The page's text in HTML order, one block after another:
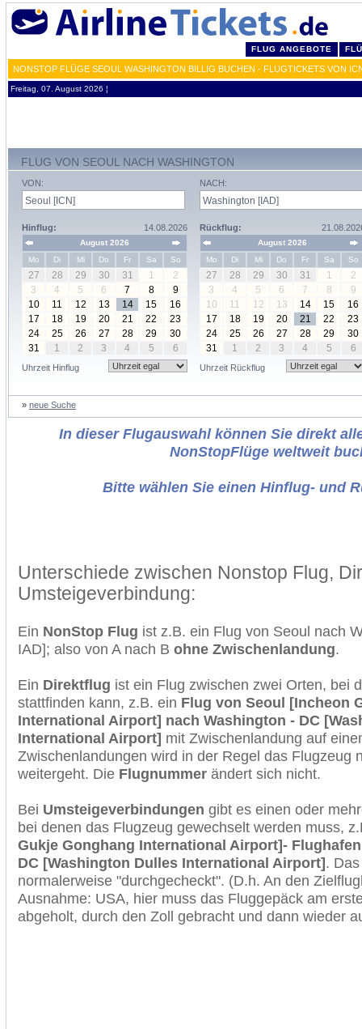
FLUG ANGEBOTE
NONSTOP FLÜGE SEOUL WASHINGTON BILLIG BUCHEN - FLUGTICKETS VON
Freitag, 07. August 2026 ¦
FLUG VON SEOUL NACH WASHINGTON
VON:
Hinflug: 14.08.2026
August 2026
Mo
Di Mi Do Fr Sa So
27 28 29 30 31 1
2
3
4 5 6 7 8
9
10
11 12 13 14 15
16
17
18 19 20 21 22
23
24
25 26 27 28 29
30
31
1 2 3 4 5 6
Uhrzeit Hinflug
NACH:
Rückflug:
August 2026
Mo
Di Mi Do Fr Sa So
27 28 29 30 31 1
2
3
4 5 6 7 8
9
10
11 12 13 14 15
16
17
18 19 20 21 22
23
24
25 26 27 28 29
30
31
1 2 3 4 5 6
Uhrzeit Rückflug
» neue Suche
In dieser Flugauswahl können Sie direkt
NonStopFlüge weltweit
Bitte wählen Sie einen Hinflug- und
Unterschiede zwischen Nonstop Flug,
Umsteigeverbindung:
Ein NonStop Flug ist z.B. ein Flug von Seoul nach
IAD]; also von A nach B ohne Zwischenlandung.
Ein Direktflug ist ein Flug zwischen zwei Orten, bei
stattfinden kann, z.B. ein Flug von Seoul [Incheon
International Airport] nach Washington - DC
International Airport] mit Zwischenlandung auf
Zwischenlandungen wird in der Regel das Flugzeug
weitergeht. Die Flugnummer ändert sich nicht.
Bei Umsteigeverbindungen gibt es einen oder
bei denen das Flugzeug gewechselt werden muss,
Gukje Gonghang International Airport]-
DC [Washington Dulles International Airport].
normalerweise "durchgecheckt". (D.h. An den
Ausnahme: USA, hier muss das Fluggepäck am
abgeholt, durch den Zoll gebracht und dann wieder